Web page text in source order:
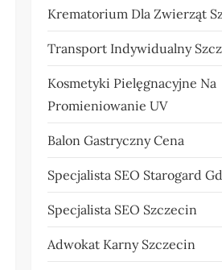
Krematorium Dla Zwierząt
Transport Indywidualny
Kosmetyki Pielęgnacyjne Na
Promieniowanie UV
Balon Gastryczny Cena
Specjalista SEO Starogard
Specjalista SEO Szczecin
Adwokat Karny Szczecin